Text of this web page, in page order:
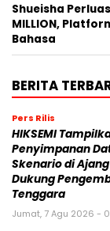
Shueisha
MILLION,
Bahasa
BERITA
Pers Rilis
HIKSEMI
Penyimpanan
Skenario di
Dukung
Tenggara
Jumat, 7 Agu 2026 -